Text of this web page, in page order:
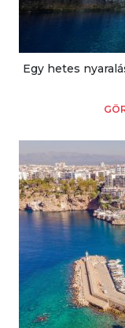
Egy hetes